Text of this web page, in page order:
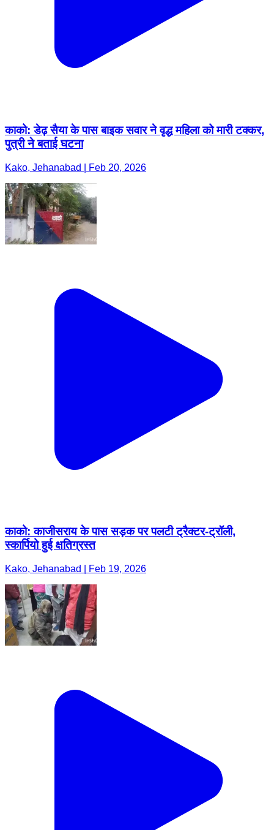
काको: डेढ़ सैया के पास बाइक सवार ने वृद्ध महिला को मारी टक्कर,
पुत्री ने बताई घटना
Kako, Jehanabad | Feb 20, 2026
काको: काजीसराय के पास सड़क पर पलटी ट्रैक्टर-ट्रॉली,
स्कार्पियो हुई क्षतिग्रस्त
Kako, Jehanabad | Feb 19, 2026